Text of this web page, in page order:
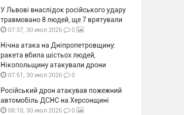
У Львові внаслідок російського удару
травмовано 8 людей, ще 7 врятували
07:37, 30 июл 2026 0
Нічна атака на Дніпропетровщину:
ракета вбила шістьох людей,
Нікопольщину атакували дрони
07:51, 30 июл 2026 0
Російський дрон атакував пожежний
автомобіль ДСНС на Херсонщині
08:10, 30 июл 2026 0